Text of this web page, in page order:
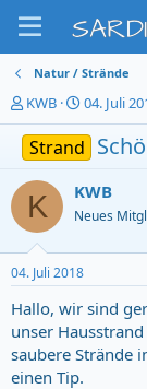
Natur / Strände
T
h
e
m
e
n
s
a
r
e
r
KWB
S
t
a
r
d
a
u
m
04. Juli
Strand
K KWB
Neues
04. Juli 2018
Hallo, wir sind
unser
saubere Strände
einen Tip.